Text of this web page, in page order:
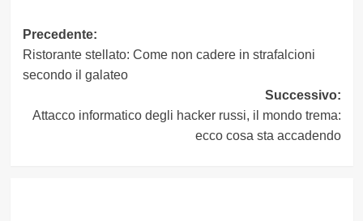
Navigazione
articolo
Precedente:
Ristorante stellato: Come non cadere in strafalcioni
secondo il galateo
Successivo:
Attacco informatico degli hacker russi, il mondo trema:
ecco cosa sta accadendo